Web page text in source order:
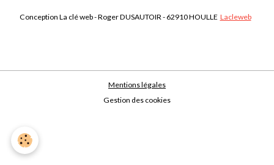
Conception La clé web - Roger DUSAUTOIR - 62910 HOULLE Lacleweb
Mentions légales
Gestion des cookies